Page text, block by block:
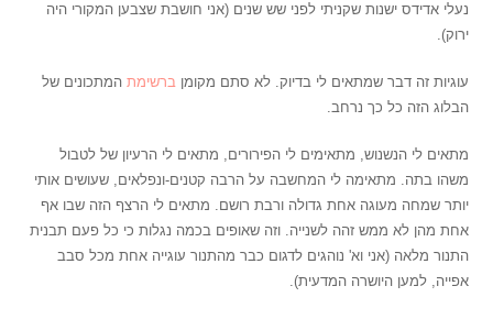
נעלי אדידס ישנות שקניתי לפני שש שנים (אני חושבת שצבען המקורי היה
ירוק).
עוגיות זה דבר שמתאים לי בדיוק. לא סתם מקומןברשימתהמתכונים של
הבלוג הזה כל כך נרחב.
מתאים לי הנשנוש, מתאימים לי הפירורים, מתאים לי הרעיון של לטבול
משהו בתה. מתאימה לי המחשבה על הרבה קטנים-ונפלאים, שעושים אותי
יותר שמחה מעוגה אחת גדולה ורבת רושם. מתאים לי הרצף הזה שבו אף
אחת מהן לא ממש זהה לשנייה. וזה שאופים בכמה נגלות כי כל פעם תבנית
התנור מלאה (אני וא' נוהגים לדגום כבר מהתנור עוגייה אחת מכל סבב
אפייה, למען היושרה המדעית).